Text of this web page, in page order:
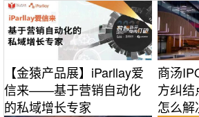
【金猿产品展】iParllay爱
信来——基于营销自动化
的私域增长专家
商汤
方纠结
怎么解